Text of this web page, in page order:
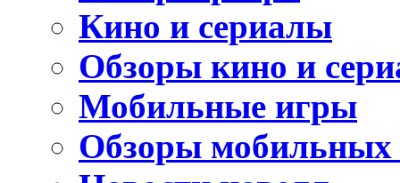
Кино и сериалы
Обзоры кино и
Мобильные игры
Обзоры мобильных